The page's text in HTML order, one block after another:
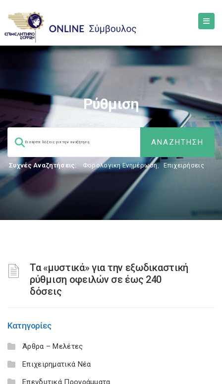
Ρύθμιση
Συχνές Αναζητήσεις: Φορολογικη Ενημέρωση, Επιχειρήσεις
Τα «μυστικά» για την εξωδικαστική
ρύθμιση οφειλών σε έως 240
δόσεις
Κατηγορίες
Άρθρα – Μελέτες
Επιχειρηματικά Νέα
Επενδυτικά Προγράμματα